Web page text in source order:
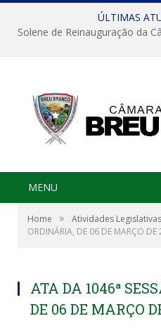
ÚLTIMAS
MENU
Home » Atividades Legislativas
ORDINÁRIA, DE 06 DE MARÇO DE
ATA DA 1046ª
DE 06 DE MARÇO